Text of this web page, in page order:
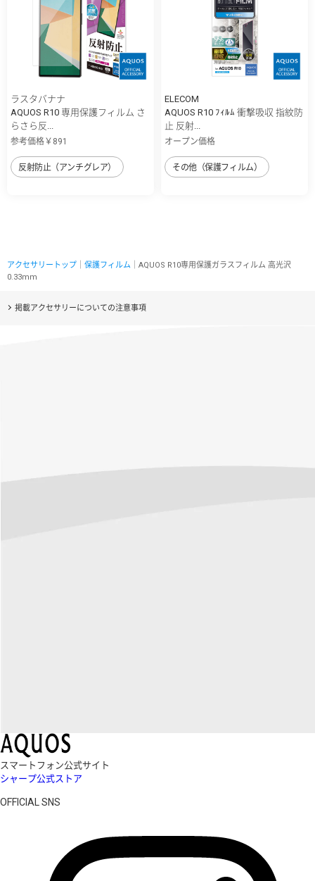
ラスタバナナ
AQUOS R10 専用保護フィルム さ
らさら反...
参考価格￥891
反射防止（アンチグレア）
ELECOM
AQUOS R10 ﾌｨﾙﾑ 衝撃吸収 指紋防
止 反射...
オープン価格
その他（保護フィルム）
アクセサリートップ 保護フィルム ｜AQUOS R10専用保護ガラスフィルム 高光沢
0.33mm
掲載アクセサリーについての注意事項
スマートフォン公式サイト
シャープ公式ストア
OFFICIAL SNS